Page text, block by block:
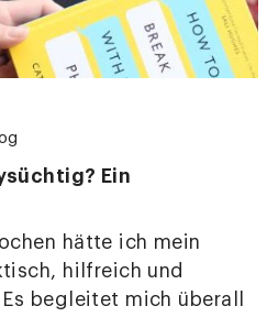
Ein
hätte ich mein
hilfreich und
begleitet mich überall